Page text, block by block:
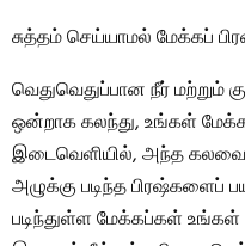
சுத்தம் செய்யாமல் மேக்கப்
வெதுவெதுப்பான நீர் மற்றும்
ஒன்றாக கலந்து, உங்கள்
இடைவெளியில், அந்த
அழுக்கு படிந்த
படிந்துள்ள மேக்கப்கள்